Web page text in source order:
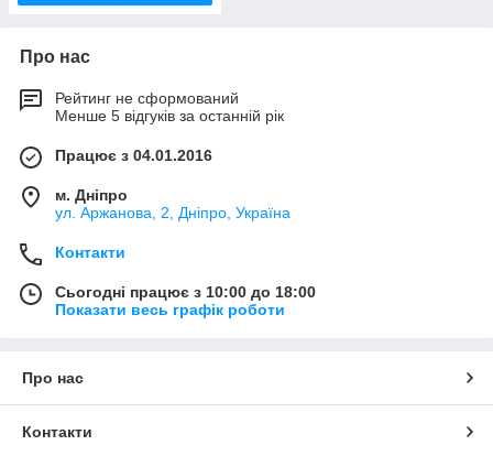
Про нас
Рейтинг не сформований
Менше 5 відгуків за останній рік
Працює з 04.01.2016
м. Дніпро
ул. Аржанова, 2, Дніпро, Україна
Контакти
Сьогодні працює з 10:00 до 18:00
Показати весь графік роботи
Про нас
Контакти